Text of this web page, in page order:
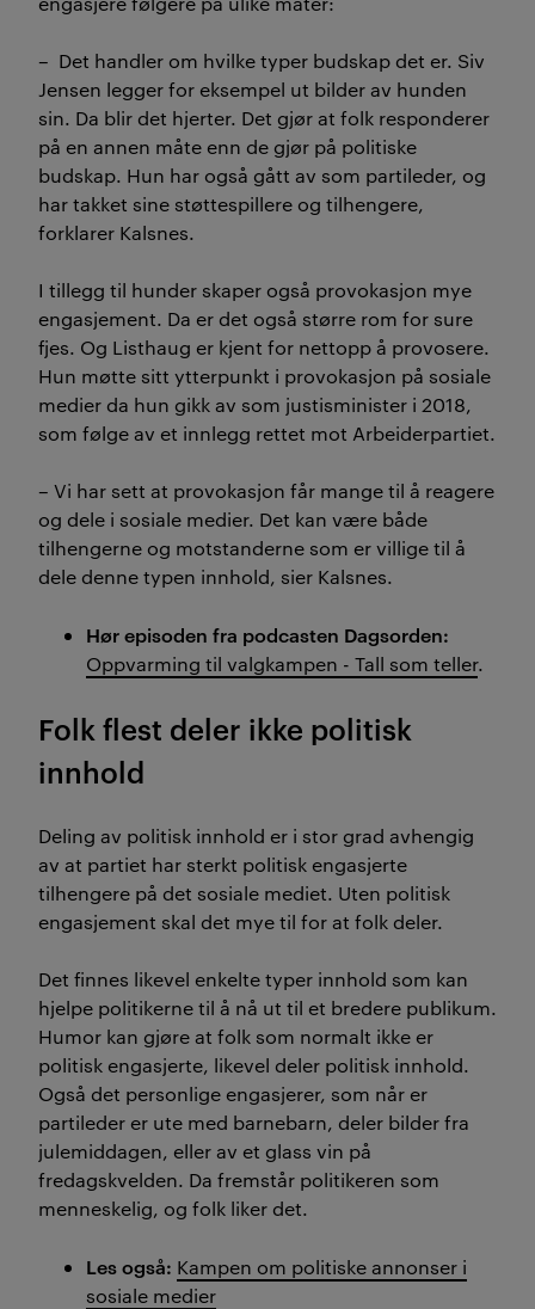
– Det handler om hvilke typer budskap det er. Siv
Jensen legger for eksempel ut bilder av hunden
sin. Da blir det hjerter. Det gjør at folk responderer
på en annen måte enn de gjør på politiske
budskap. Hun har også gått av som partileder, og
har takket sine støttespillere og tilhengere,
forklarer Kalsnes.
I tillegg til hunder skaper også provokasjon mye
engasjement. Da er det også større rom for sure
fjes. Og Listhaug er kjent for nettopp å provosere.
Hun møtte sitt ytterpunkt i provokasjon på sosiale
medier da hun gikk av som justisminister i 2018,
som følge av et innlegg rettet mot Arbeiderpartiet.
– Vi har sett at provokasjon får mange til å reagere
og dele i sosiale medier. Det kan være både
tilhengerne og motstanderne som er villige til å
dele denne typen innhold, sier Kalsnes.
Hør episoden fra podcasten Dagsorden:
Oppvarming til valgkampen - Tall som teller.
Folk flest deler ikke politisk
innhold
Deling av politisk innhold er i stor grad avhengig
av at partiet har sterkt politisk engasjerte
tilhengere på det sosiale mediet. Uten politisk
engasjement skal det mye til for at folk deler.
Det finnes likevel enkelte typer innhold som kan
hjelpe politikerne til å nå ut til et bredere publikum.
Humor kan gjøre at folk som normalt ikke er
politisk engasjerte, likevel deler politisk innhold.
Også det personlige engasjerer, som når er
partileder er ute med barnebarn, deler bilder fra
julemiddagen, eller av et glass vin på
fredagskvelden. Da fremstår politikeren som
menneskelig, og folk liker det.
Les også: Kampen om politiske annonser i
sosiale medier